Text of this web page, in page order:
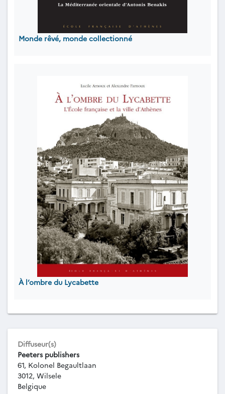
Monde rêvé, monde collectionné
À l’ombre du Lycabette
Diffuseur(s)
Peeters publishers
61, Kolonel Begaultlaan
3012, Wilsele
Belgique